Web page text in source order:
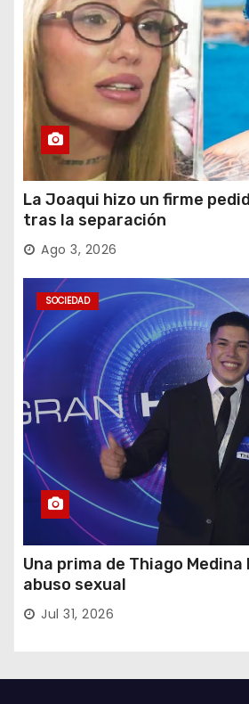
La Joaqui hizo un firme
tras la separación
Ago 3, 2026
SOCIEDAD
Una prima de Thiago
abuso sexual
Jul 31, 2026